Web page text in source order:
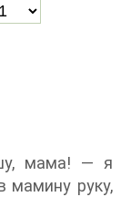
мама! — я
мамину руку,